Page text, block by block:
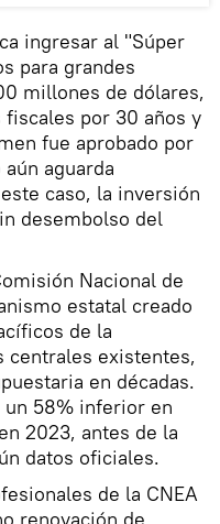
ingresar al "Súper
para grandes
millones de dólares,
por 30 años y
fue aprobado por
aguarda
caso, la inversión
desembolso del
Nacional de
estatal creado
de la
centrales existentes,
en décadas.
un 58% inferior en
2023, antes de la
datos oficiales.
de la CNEA
renovación de